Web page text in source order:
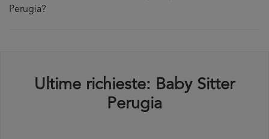
Perugia?
Ultime richieste: Baby Sitter
Perugia